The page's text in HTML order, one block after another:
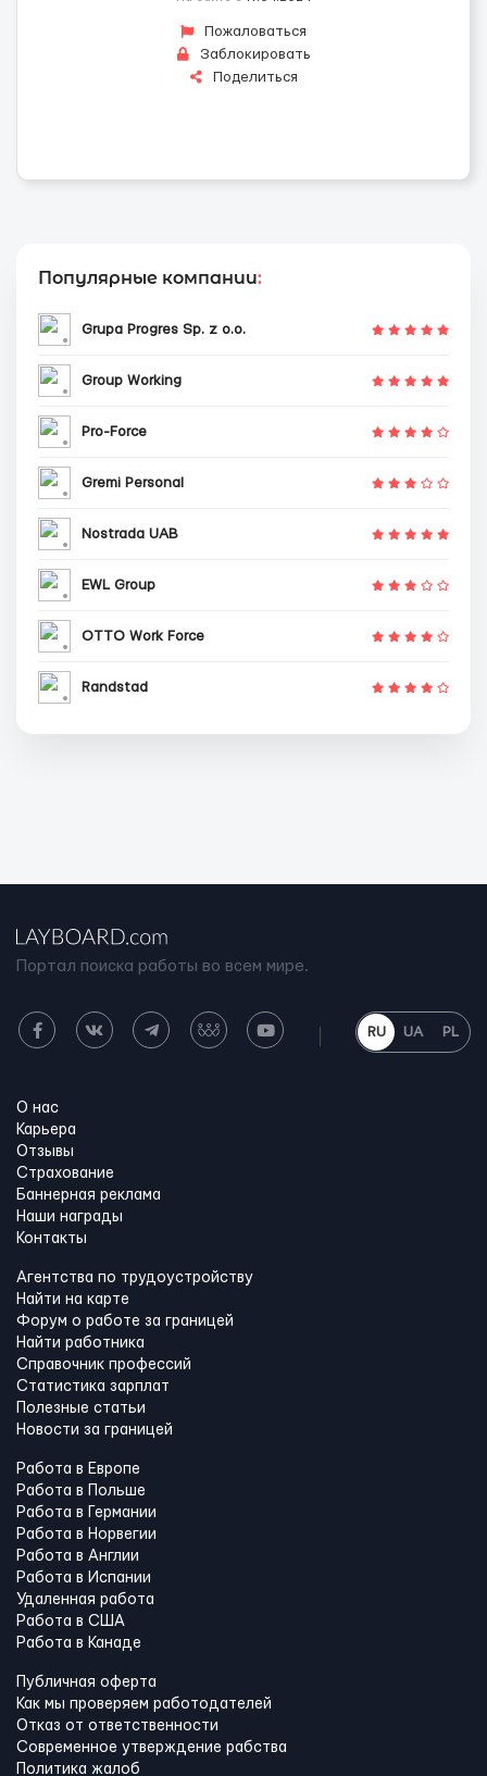
Пожаловаться
Заблокировать
Поделиться
Популярные компании:
Grupa Progres Sp. z o.o.
Group Working
Pro-Force
Gremi Personal
Nostrada UAB
EWL Group
OTTO Work Force
Randstad
Портал поиска работы во всем мире.
RU UA PL
О нас
Карьера
Отзывы
Страхование
Баннерная реклама
Наши награды
Контакты
Агентства по трудоустройству
Найти на карте
Форум о работе за границей
Найти работника
Справочник профессий
Статистика зарплат
Полезные статьи
Новости за границей
Работа в Европе
Работа в Польше
Работа в Германии
Работа в Норвегии
Работа в Англии
Работа в Испании
Удаленная работа
Работа в США
Работа в Канадe
Публичная оферта
Как мы проверяем работодателей
Отказ от ответственности
Современное утверждение рабства
Политика жалоб